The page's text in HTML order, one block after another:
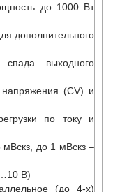
до 1000 Вт
дополнительного
спада выходного
(CV) и
по току и
до 1 мВскз –
В)
(до 4-х)